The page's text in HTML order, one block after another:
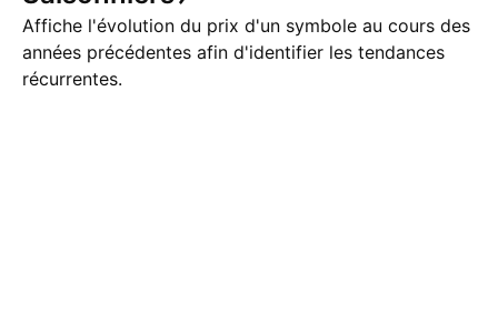
Affiche l'évolution du prix d'un symbole au cours des
années précédentes afin d'identifier les tendances
récurrentes.